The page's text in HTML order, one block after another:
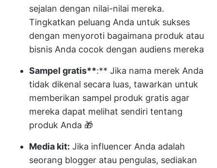
sejalan dengan nilai-nilai mereka.
Tingkatkan peluang Anda untuk sukses
dengan menyoroti bagaimana produk atau
bisnis Anda cocok dengan audiens mereka
Sampel gratis**:** Jika nama merek Anda
tidak dikenal secara luas, tawarkan untuk
memberikan sampel produk gratis agar
mereka dapat melihat sendiri tentang
produk Anda 🎁
Media kit: Jika influencer Anda adalah
seorang blogger atau pengulas, sediakan